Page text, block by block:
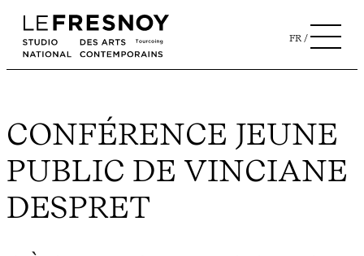
FR
CONFÉRENCE JEUNE
PUBLIC DE VINCIANE
DESPRET